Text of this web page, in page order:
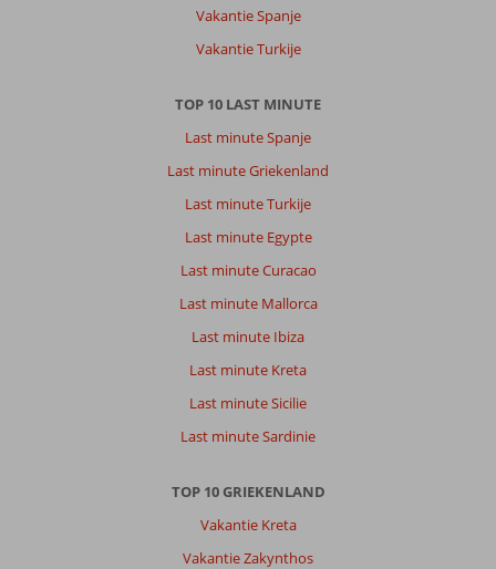
Vakantie Spanje
Vakantie Turkije
TOP 10 LAST MINUTE
Last minute Spanje
Last minute Griekenland
Last minute Turkije
Last minute Egypte
Last minute Curacao
Last minute Mallorca
Last minute Ibiza
Last minute Kreta
Last minute Sicilie
Last minute Sardinie
TOP 10 GRIEKENLAND
Vakantie Kreta
Vakantie Zakynthos